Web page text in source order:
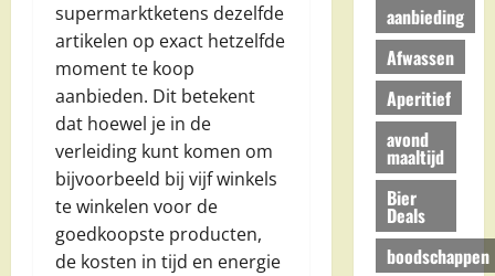
supermarktketens dezelfde
artikelen op exact hetzelfde
moment te koop
aanbieden. Dit betekent
dat hoewel je in de
verleiding kunt komen om
bijvoorbeeld bij vijf winkels
te winkelen voor de
goedkoopste producten,
de kosten in tijd en energie
aanbieding
Afwassen
Aperitief
avond
maaltijd
Bier
Deals
boodschappen